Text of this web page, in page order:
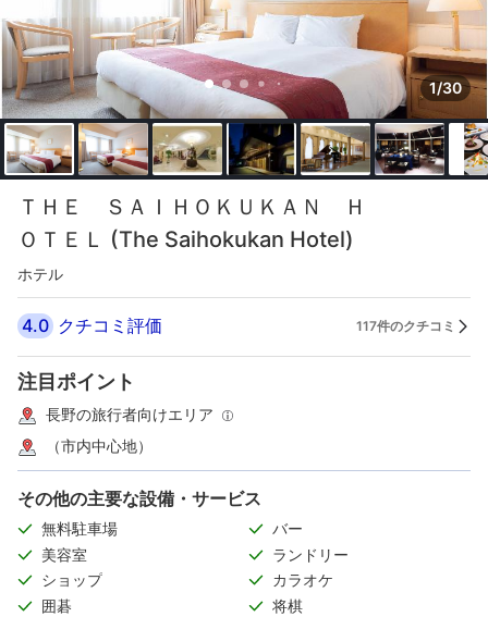
1/30
ＴＨＥ ＳＡＩＨＯＫＵＫＡＮ Ｈ
ＯＴＥＬ (The Saihokukan Hotel)
ホテル
4.0 クチコミ評価 117件のクチコミ
注目ポイント
長野の旅行者向けエリア
（市内中心地）
その他の主要な設備・サービス
無料駐車場
バー
美容室
ランドリー
ショップ
カラオケ
囲碁
将棋